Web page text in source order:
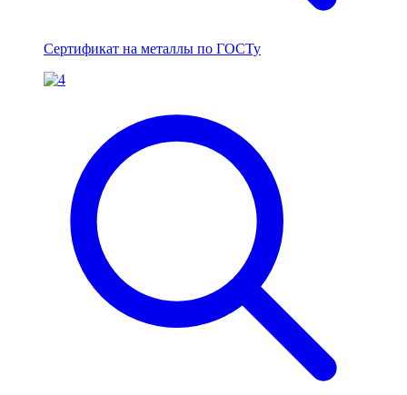
Сертификат на металлы по ГОСТу